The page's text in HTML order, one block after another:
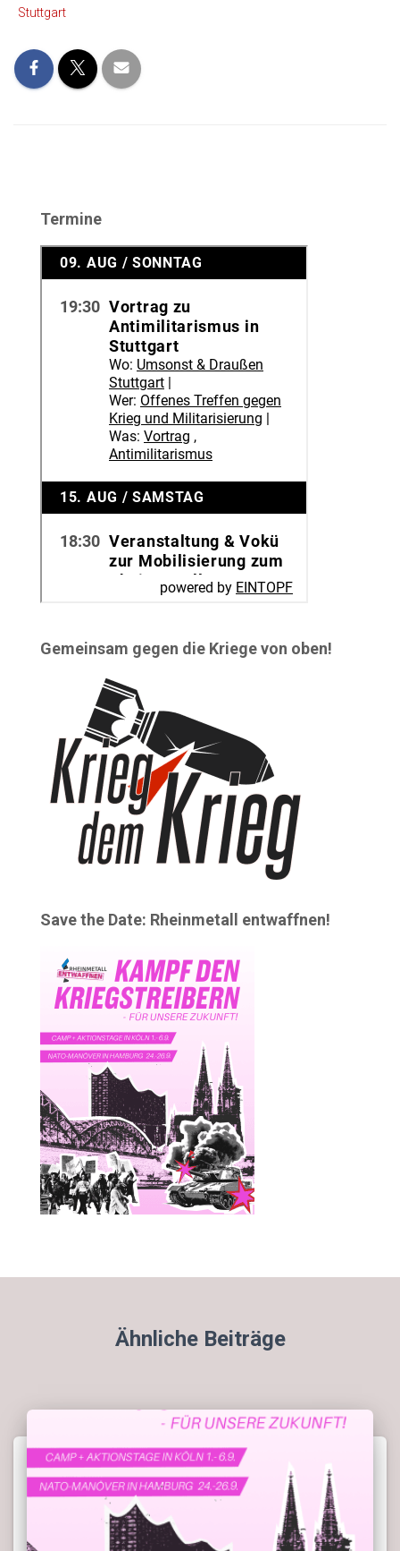
Stuttgart
Termine
Gemeinsam gegen die Kriege von oben!
Save the Date: Rheinmetall entwaffnen!
Ähnliche Beiträge